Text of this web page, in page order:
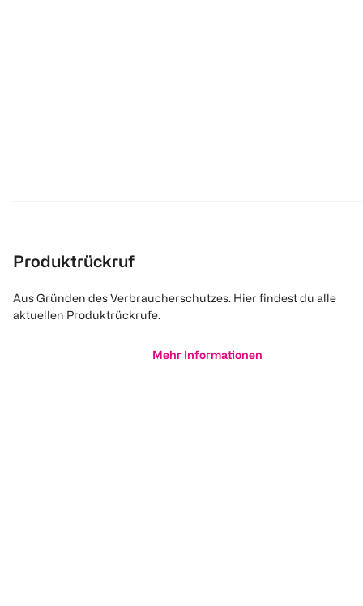
Produktrückruf
Aus Gründen des Verbraucherschutzes. Hier findest du alle
aktuellen Produktrückrufe.
Mehr Informationen